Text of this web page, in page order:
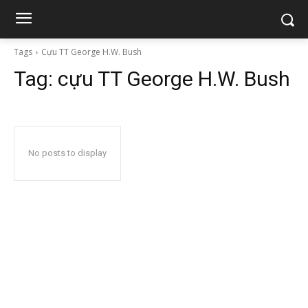
Tags Cựu TT George H.W. Bush
Tag: cựu TT George H.W. Bush
No posts to display